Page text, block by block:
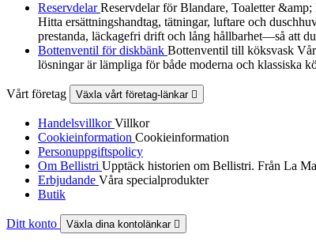
ReservdelarReservdelar för Blandare, Toaletter
Hitta ersättningshandtag, tätningar, luftare och
prestanda, läckagefri drift och lång hållbarhet—så att
Bottenventil för diskbänk Bottenventil till köksvask
lösningar är lämpliga för både moderna och klassiska
Vårt företag Växla vårt företag-länkar 
HandelsvillkorVillkor
Cookieinformation Cookieinformation
Personuppgiftspolicy
Om Bellistri Upptäck historien om Bellistri. Från La
Erbjudande Våra specialprodukter
Butik
Ditt konto Växla dina kontolänkar 